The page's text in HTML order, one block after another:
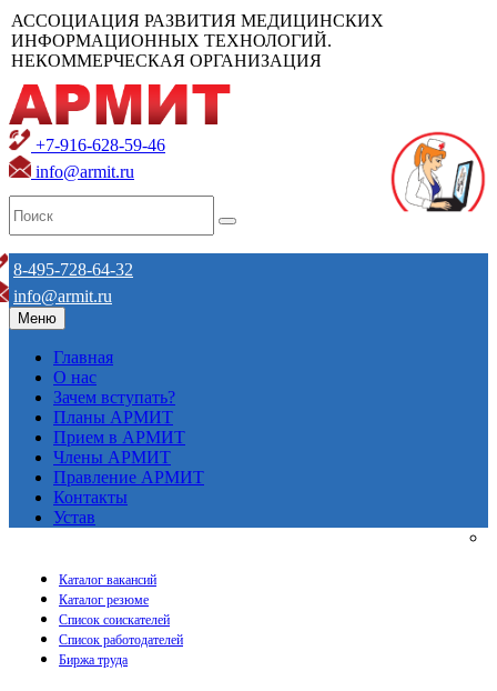
АССОЦИАЦИЯ РАЗВИТИЯ МЕДИЦИНСКИХ
ИНФОРМАЦИОННЫХ ТЕХНОЛОГИЙ.
НЕКОММЕРЧЕСКАЯ ОРГАНИЗАЦИЯ
+7-916-628-59-46
info@armit.ru
8-495-728-64-32
info@armit.ru
Меню
Главная
О нас
Зачем вступать?
Планы АРМИТ
Прием в АРМИТ
Члены АРМИТ
Правление АРМИТ
Контакты
Устав
Каталог вакансий
Каталог резюме
Список соискателей
Список работодателей
Биржа труда